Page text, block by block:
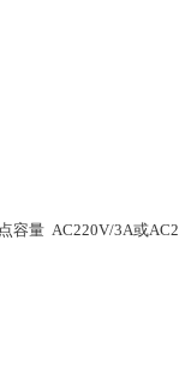
容量 AC220V/3A或